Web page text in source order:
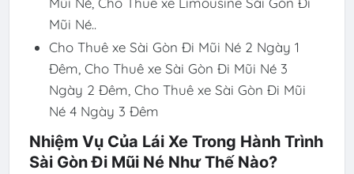
Mũi Né..
Cho Thuê xe Sài Gòn Đi Mũi Né 2 Ngày 1
Đêm, Cho Thuê xe Sài Gòn Đi Mũi Né 3
Ngày 2 Đêm, Cho Thuê xe Sài Gòn Đi Mũi
Né 4 Ngày 3 Đêm
Nhiệm Vụ Của Lái Xe Trong Hành Trình
Sài Gòn Đi Mũi Né Như Thế Nào?